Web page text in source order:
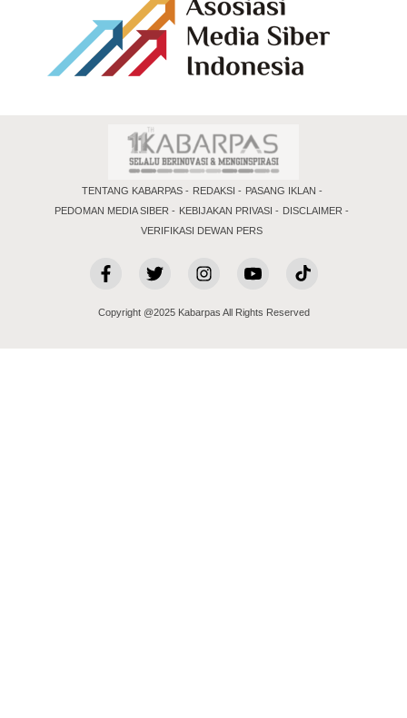
TENTANG KABARPAS REDAKSI
PASANG IKLAN
PEDOMAN MEDIA SIBER
KEBIJAKAN PRIVASI
DISCLAIMER
VERIFIKASI DEWAN PERS
Copyright @2025 Kabarpas All Rights Reserved